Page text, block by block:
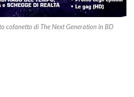
cofanetto di The Next Generation in BD